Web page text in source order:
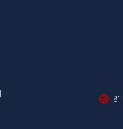
81'